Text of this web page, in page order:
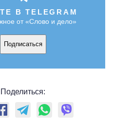
В TELEGRAM
от «Слово и дело»
Подписаться
Поделиться: